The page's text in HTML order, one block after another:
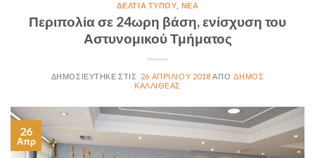
ΔΕΛΤΊΑ ΤΎΠΟΥ ΝΈΑ
Περιπολία σε 24ωρη βάση, ενίσχυση του
Αστυνομικού Τμήματος
26 ΑΠΡΙΛΊΟΥ 2018
ΔΉΜΟΣ
ΚΑΛΛΙΘΈΑΣ
26
Απρ